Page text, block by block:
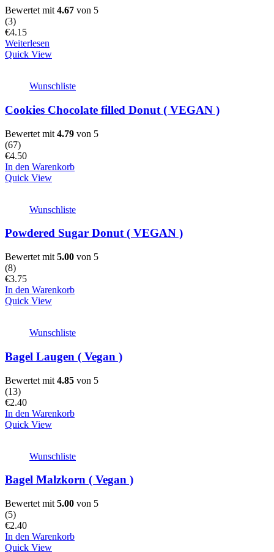
Bewertet mit 4.67 von 5
(3)
€4.15
Weiterlesen
Quick View
Wunschliste
Cookies Chocolate filled Donut ( VEGAN )
Bewertet mit 4.79 von 5
(67)
€4.50
In den Warenkorb
Quick View
Wunschliste
Powdered Sugar Donut ( VEGAN )
Bewertet mit 5.00 von 5
(8)
€3.75
In den Warenkorb
Quick View
Wunschliste
Bagel Laugen ( Vegan )
Bewertet mit 4.85 von 5
(13)
€2.40
In den Warenkorb
Quick View
Wunschliste
Bagel Malzkorn ( Vegan )
Bewertet mit 5.00 von 5
(5)
€2.40
In den Warenkorb
Quick View